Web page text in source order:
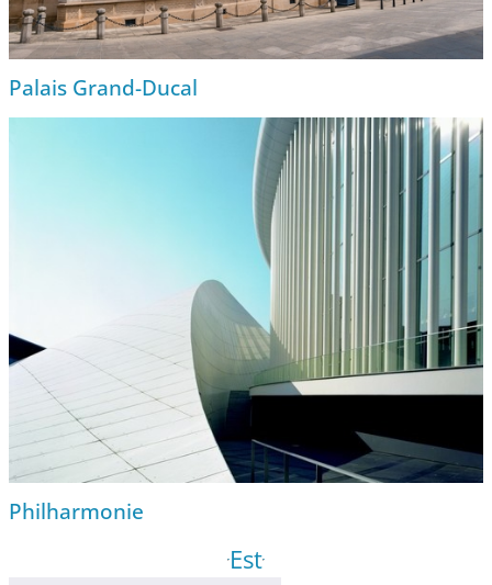
Palais Grand-Ducal
Philharmonie
Est